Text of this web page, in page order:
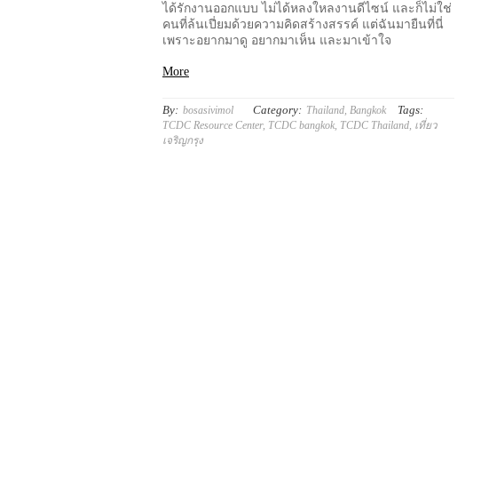
ได้รักงานออกแบบ ไม่ได้หลงใหลงานดีไซน์ และก็ไม่ใช่
คนที่ล้นเปี่ยมด้วยความคิดสร้างสรรค์ แต่ฉันมายืนที่นี่
เพราะอยากมาดู อยากมาเห็น และมาเข้าใจ
More
By: bosasivimol Category: Thailand Bangkok Tags:
TCDC Resource Center, TCDC bangkok TCDC Thailand เที่ยว
เจริญกรุง